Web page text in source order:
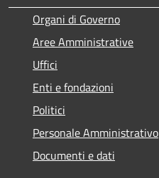
Organi di Governo
Aree Amministrative
Uffici
Enti e fondazioni
Politici
Personale Amministrativo
Documenti e dati